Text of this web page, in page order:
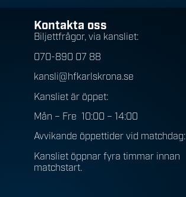
Kontakta oss
Biljettfrågor, via kansliet:
070-890 07 88
kansli@hfkarlskrona.se
Kansliet är öppet:
Mån – Fre 10:00 – 14:00
Avvikande öppettider vid matchdag:
Kansliet öppnar fyra timmar innan
matchstart.